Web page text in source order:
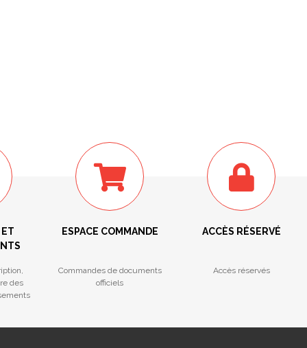
des
ESPACE COMMANDE
Commandes de documents
officiels
ACCÈS RÉSERVÉ
Accès réservés